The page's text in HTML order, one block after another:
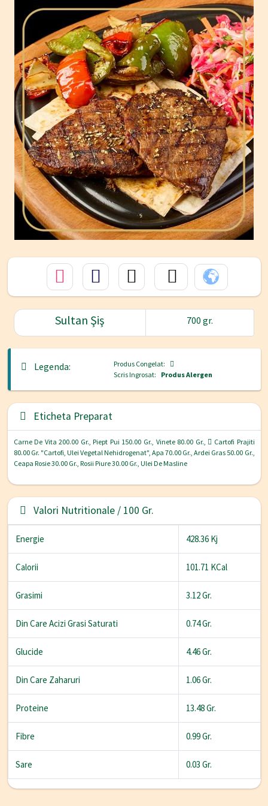
Sultan Şiş 700 gr.
Legenda:
Produs Congelat:
Scris Ingrosat: Produs Alergen
Eticheta Preparat
Carne De Vita 200.00 Gr., Piept Pui 150.00 Gr., Vinete 80.00 Gr.,
Cartofi Prajiti
80.00 Gr. "cartofi, Ulei Vegetal Nehidrogenat", Apa 70.00 Gr., Ardei Gras 50.00 Gr.,
Ceapa Rosie 30.00 Gr., Rosii Piure 30.00 Gr., Ulei De Masline
Valori Nutritionale / 100 Gr.
Energie 428.36 Kj
Calorii 101.71 KCal
Grasimi 3.12 Gr.
Din Care Acizi Grasi Saturati 0.74 Gr.
Glucide 4.46 Gr.
Din Care Zaharuri 1.06 Gr.
Proteine 13.48 Gr.
Fibre 0.99 Gr.
Sare 0.03 Gr.